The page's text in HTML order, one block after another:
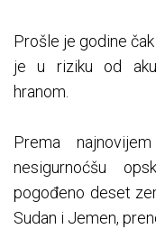
Prošle je godine
je u riziku od
hranom.
Prema
nesigurnoćšu
pogođeno deset
Sudan i Jemen,